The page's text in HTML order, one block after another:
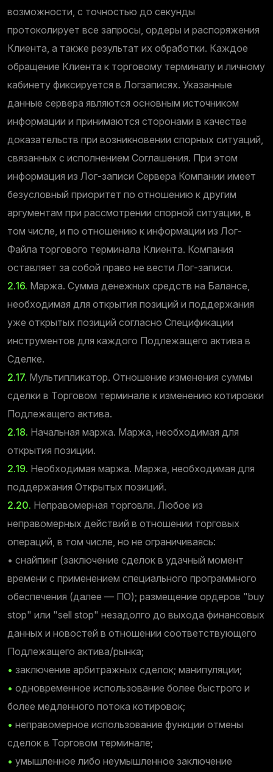
возможности, с точностью до секунды
протоколирует все запросы, ордеры и распоряжения
Клиента, а также результат их обработки. Каждое
обращение Клиента к торговому терминалу и личному
кабинету фиксируется в Логзаписях. Указанные
данные сервера являются основным источником
информации и принимаются сторонами в качестве
доказательств при возникновении спорных ситуаций,
связанных с исполнением Соглашения. При этом
информация из Лог-записи Сервера Компании имеет
безусловный приоритет по отношению к другим
аргументам при рассмотрении спорной ситуации, в
том числе, и по отношению к информации из Лог-
Файла торгового терминала Клиента. Компания
оставляет за собой право не вести Лог-записи.
2.16. Маржа. Сумма денежных средств на Балансе,
необходимая для открытия позиций и поддержания
уже открытых позиций согласно Спецификации
инструментов для каждого Подлежащего актива в
Сделке.
2.17. Мультипликатор. Отношение изменения суммы
сделки в Торговом терминале к изменению котировки
Подлежащего актива.
2.18. Начальная маржа. Маржа, необходимая для
открытия позиции.
2.19. Необходимая маржа. Маржа, необходимая для
поддержания Открытых позиций.
2.20. Неправомерная торговля. Любое из
неправомерных действий в отношении торговых
операций, в том числе, но не ограничиваясь:
• снайпинг (заключение сделок в удачный момент
времени с применением специального программного
обеспечения (далее — ПО); размещение ордеров "buy
stop" или "sell stop" незадолго до выхода финансовых
данных и новостей в отношении соответствующего
Подлежащего актива/рынка;
• заключение арбитражных сделок; манипуляции;
• одновременное использование более быстрого и
более медленного потока котировок;
• неправомерное использование функции отмены
сделок в Торговом терминале;
• умышленное либо неумышленное заключение